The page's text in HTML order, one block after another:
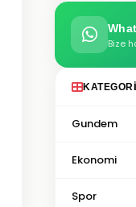
Bize
Gundem
Ekonomi
Spor